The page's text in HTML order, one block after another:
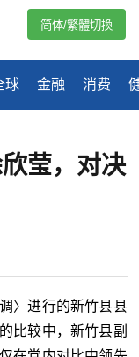
球 金融 消费
简体/繁體切換
莹，对决
〉进行的新竹县县
比较中，新竹县副